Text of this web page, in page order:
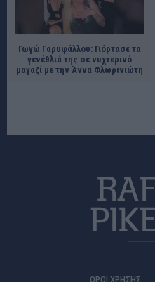
Γωγώ Γαρυφάλλου: Γιόρτασε τα
γενέθλιά της σε νυχτερινό
μαγαζί με την Άννα Φλωρινιώτη
ΟΡΟΙ ΧΡΗΣΗΣ